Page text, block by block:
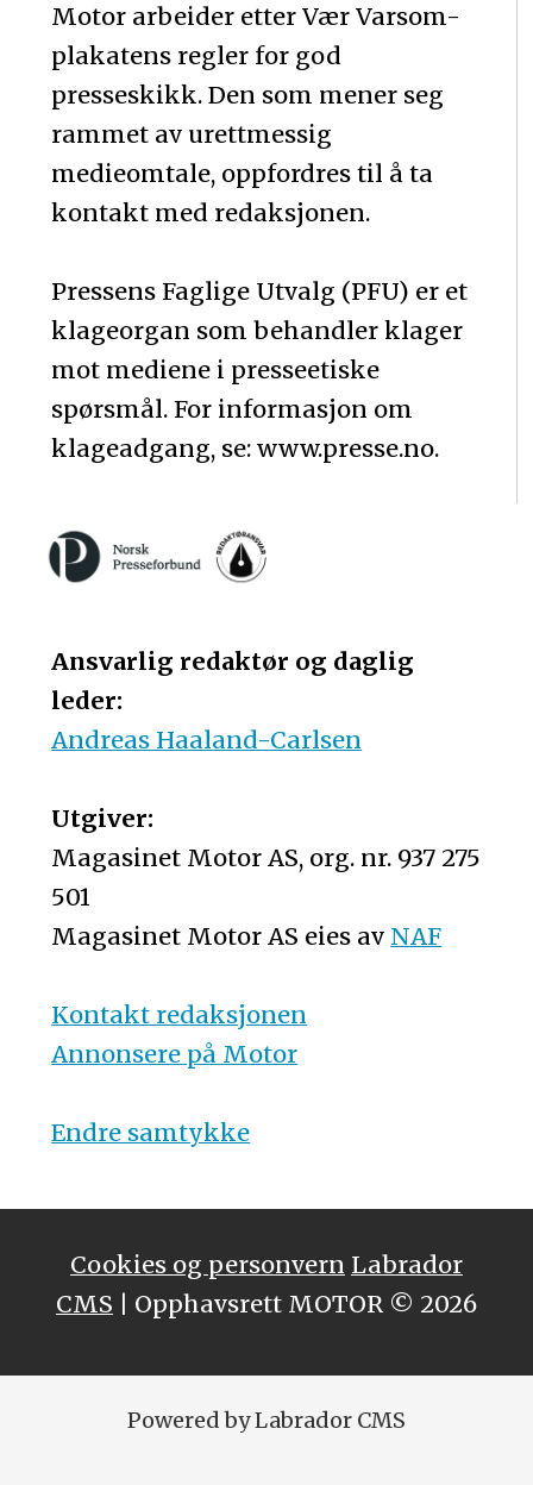
Motor arbeider etter Vær Varsom-
plakatens regler for god
presseskikk. Den som mener seg
rammet av urettmessig
medieomtale, oppfordres til å ta
kontakt med redaksjonen.
Pressens Faglige Utvalg (PFU) er et
klageorgan som behandler klager
mot mediene i presseetiske
spørsmål. For informasjon om
klageadgang, se: www.presse.no.
Ansvarlig redaktør og daglig
leder:
Andreas Haaland-Carlsen
Utgiver:
Magasinet Motor AS, org. nr. 937 275
501
Magasinet Motor AS eies av NAF
Kontakt redaksjonen
Annonsere på Motor
Endre samtykke
Cookies og personvern Labrador
CMS | Opphavsrett MOTOR © 2026
Powered by Labrador CMS